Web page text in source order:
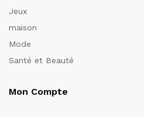
Jeux
maison
Mode
Santé et Beauté
Mon Compte